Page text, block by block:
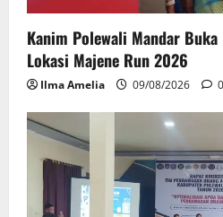
Kanim Polewali Mandar
Lokasi Majene Run 2026
Ilma Amelia 09/08/2026 0